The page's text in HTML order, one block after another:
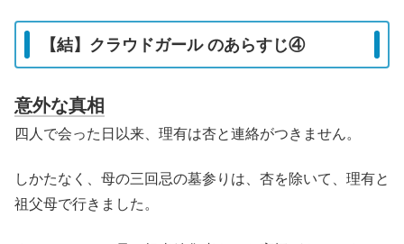
【結】クラウドガール のあらすじ④
意外な真相
四人で会った日以来、理有は杏と連絡がつきません。
しかたなく、母の三回忌の墓参りは、杏を除いて、理有と
祖父母で行きました。